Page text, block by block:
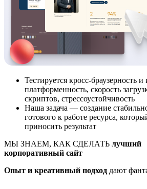
Тестируется кросс-браузерность и
платформенность, скорость
скриптов, стрессоустойчивость
Наша задача — создание
готового к работе ресурса,
приносить результат
МЫ ЗНАЕМ, КАК СДЕЛАТЬ
корпоративный сайт
Опыт и креативный подход